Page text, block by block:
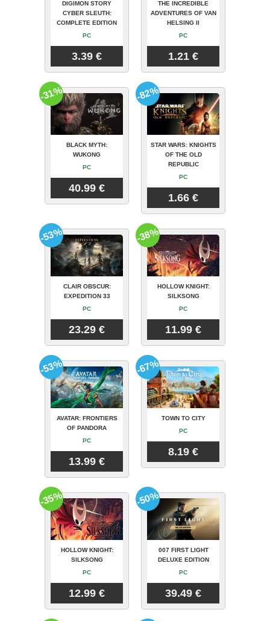
DIGIMON STORY
CYBER SLEUTH:
COMPLETE EDITION
PC
3.39 €
THE INCREDIBLE
ADVENTURES OF VAN
HELSING II
PC
1.21 €
BLACK MYTH:
WUKONG
PC
40.99 €
-31%
STAR WARS: KNIGHTS
OF THE OLD
REPUBLIC
PC
1.66 €
-82%
CLAIR OBSCUR:
EXPEDITION 33
PC
23.29 €
-53%
HOLLOW KNIGHT:
SILKSONG
PC
11.99 €
-38%
AVATAR: FRONTIERS
OF PANDORA
PC
13.99 €
-53%
TOWN TO CITY
PC
8.19 €
-67%
HOLLOW KNIGHT:
SILKSONG
PC
12.99 €
-35%
007 FIRST LIGHT
DELUXE EDITION
PC
39.49 €
-50%